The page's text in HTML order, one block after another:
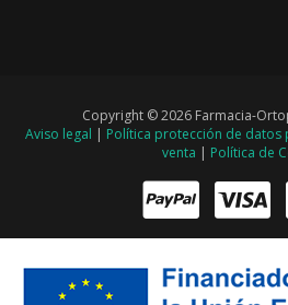
Copyright © 2026 Farmacia-
Aviso legal | Política protección de datos
venta | Política de